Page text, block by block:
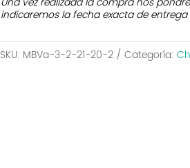
indicaremos la fecha exacta de
SKU: MBVa-3-2-21-20-2 Categoría: